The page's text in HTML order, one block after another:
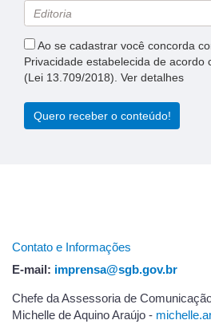
Ao se cadastrar você concorda
Privacidade estabelecida de acordo
(Lei 13.709/2018). Ver detalhes
Quero receber o conteúdo!
Contato e Informações
E-mail: imprensa@sgb.gov.br
Chefe da Assessoria de
Michelle de Aquino Araújo -